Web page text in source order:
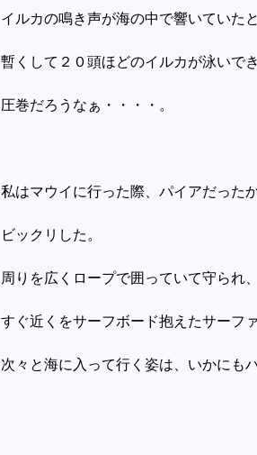
イルカの鳴き声が海の中で響いていたと
暫くして２０頭ほどのイルカが泳いで
圧巻だろうなぁ・・・・。
私はマウイに行った際、パイアだった
ビックリした。
周りを広くロープで囲っていて守られ、
すぐ近くをサーフボード抱えたサーフ
次々と海に入って行く姿は、いかにも